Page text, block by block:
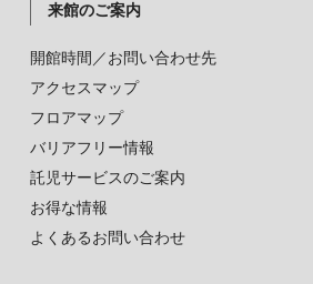
来館のご案内
開館時間／お問い合わせ先
アクセスマップ
フロアマップ
バリアフリー情報
託児サービスのご案内
お得な情報
よくあるお問い合わせ